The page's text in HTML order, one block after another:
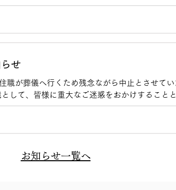
染で、二年前の報恩講に講師の父上さまに
お参りいただきご一緒にお聴聞させていただき
せ
職が葬儀へ行くため残念ながら中止とさせて
して、皆様に重大なご迷惑をおかけすること
。 他寺院で聞くと、通常は講師の都合でキャ
に困惑です。そこに直前の葬儀依頼があり住
お知らせ一覧へ